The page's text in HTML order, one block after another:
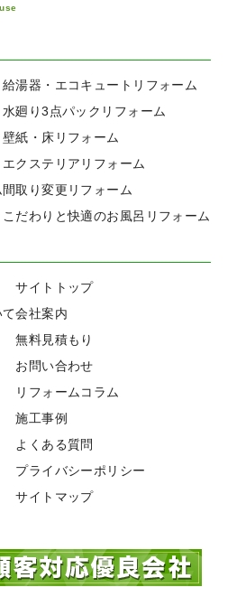
給湯器・エコキュートリフォーム
水廻り3点パックリフォーム
壁紙・床リフォーム
エクステリアリフォーム
間取り変更リフォーム
こだわりと快適のお風呂リフォーム
て
サイトトップ
会社案内
無料見積もり
お問い合わせ
リフォームコラム
施工事例
よくある質問
プライバシーポリシー
サイトマップ